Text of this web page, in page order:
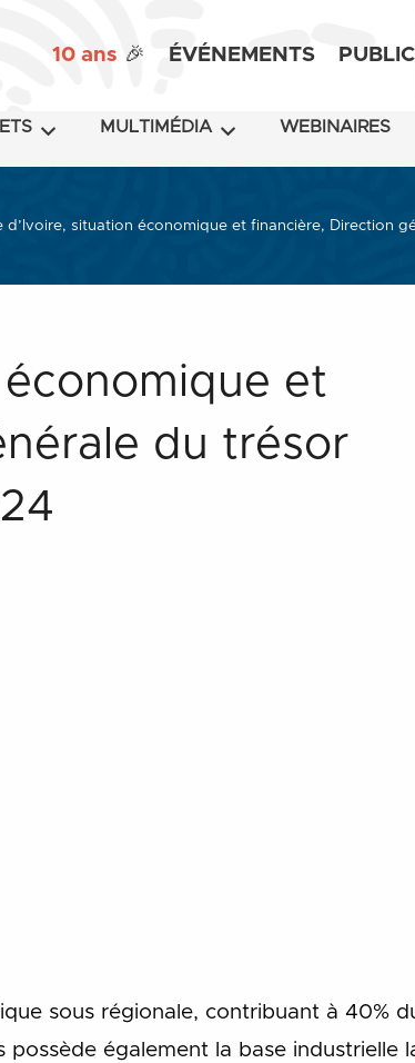
10 ans 🎉 ÉVÉNEMENTS
MULTIMÉDIA WEBINAIRES
d’Ivoire, situation économique et financière, Direction
et
du trésor
sous régionale, contribuant à 40%
possède également la base industrielle